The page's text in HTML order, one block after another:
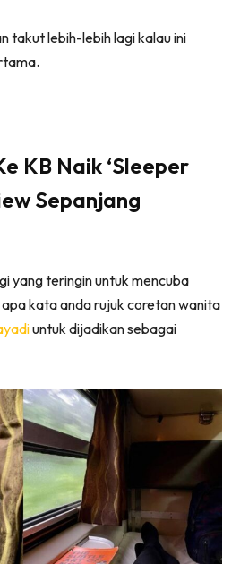
takut lebih-lebih lagi kalau ini
KB Naik ‘Sleeper
Sepanjang
yang teringin untuk mencuba
kata anda rujuk coretan wanita
untuk dijadikan sebagai